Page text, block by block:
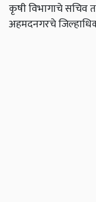
कृषी विभागाचे सचिव
अहमदनगरचे